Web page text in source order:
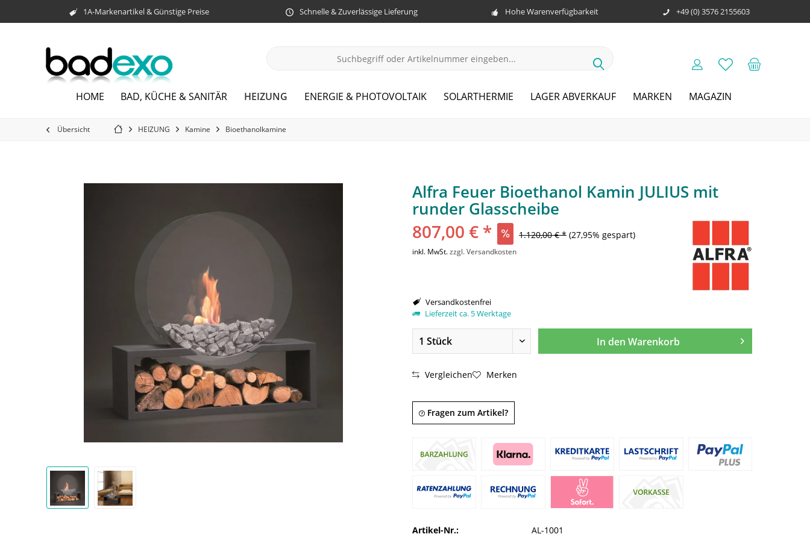
1A-Markenartikel & Günstige Preise Schnelle & Zuverlässige Lieferung Hohe Warenverfügbarkeit +49 (0) 3576 2155603
HOME BAD, KÜCHE & SANITÄR HEIZUNG ENERGIE & PHOTOVOLTAIK SOLARTHERMIE LAGER ABVERKAUF MARKEN MAGAZIN
Übersicht HEIZUNG Kamine Bioethanolkamine
Alfra Feuer Bioethanol Kamin JULIUS mit
runder Glasscheibe
807,00 € * 1.120,00 € * (27,95% gespart)
inkl. MwSt.zzgl. Versandkosten
Versandkostenfrei
Lieferzeit ca. 5 Werktage
In den Warenkorb
Vergleichen Merken
Fragen zum Artikel?
Artikel-Nr.:
AL-1001